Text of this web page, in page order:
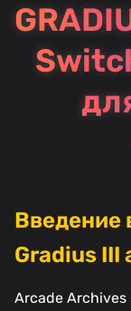
Введение
Gradius III
Arcade Archives